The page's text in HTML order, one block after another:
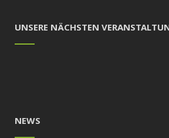
UNSERE NÄCHSTEN
NEWS